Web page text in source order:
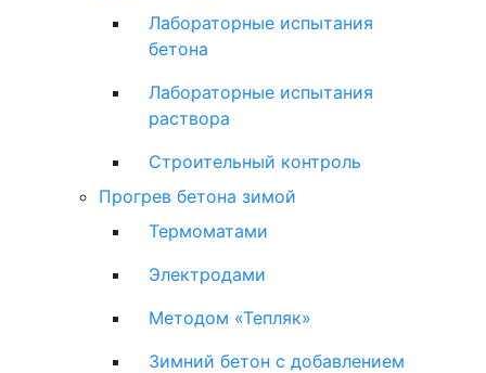
Лабораторные испытания
бетона
Лабораторные испытания
раствора
Строительный контроль
Прогрев бетона зимой
Термоматами
Электродами
Методом «Тепляк»
Зимний бетон с добавлением